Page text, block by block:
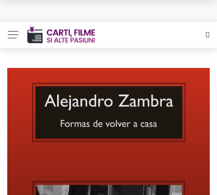
Bolla – O iubire interzisa din Pristina
Un artist al foamei – Prozele de la final